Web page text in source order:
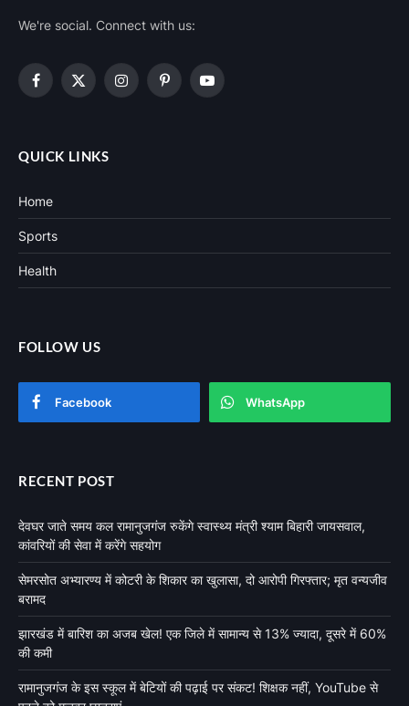
We're social. Connect with us:
Facebook
X
InstagramPinterestYouTube
QUICK LINKS
Home
Sports
Health
FOLLOW US
Facebook WhatsApp
RECENT POST
देवघर जाते समय कल रामानुजगंज रुकेंगे स्वास्थ्य मंत्री श्याम बिहारी जायसवाल,
कांवरियों की सेवा में करेंगे सहयोग
सेमरसोत अभ्यारण्य में कोटरी के शिकार का खुलासा, दो आरोपी गिरफ्तार; मृत वन्यजीव
बरामद
झारखंड में बारिश का अजब खेल! एक जिले में सामान्य से 13% ज्यादा, दूसरे में 60%
की कमी
रामानुजगंज के इस स्कूल में बेटियों की पढ़ाई पर संकट! शिक्षक नहीं, YouTube से